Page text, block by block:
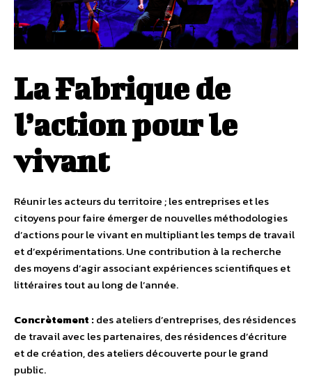
La Fabrique de
l’action pour le
vivant
Réunir les acteurs du territoire ; les entreprises et les
citoyens pour faire émerger de nouvelles méthodologies
d’actions pour le vivant en multipliant les temps de travail
et d’expérimentations. Une contribution à la recherche
des moyens d’agir associant expériences scientifiques et
littéraires tout au long de l’année.
Concrètement :des ateliers d’entreprises, des résidences
de travail avec les partenaires, des résidences d’écriture
et de création, des ateliers découverte pour le grand
public.